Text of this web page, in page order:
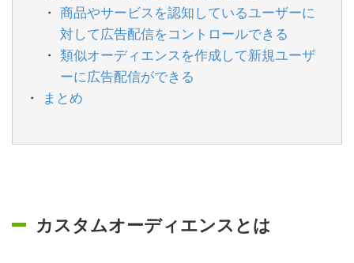
商品やサービスを認知しているユーザーに
対して広告配信をコントロールできる
類似オーディエンスを作成して新規ユーザ
ーに広告配信ができる
まとめ
カスタムオーディエンスとは